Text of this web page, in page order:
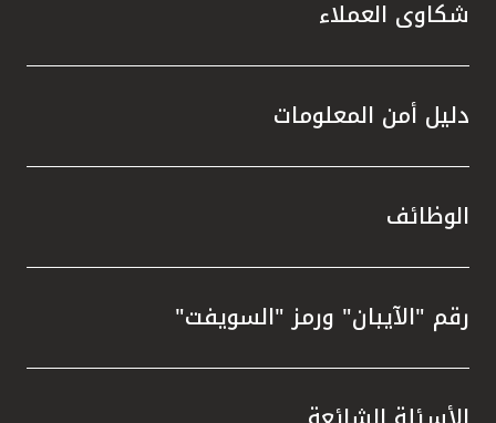
شكاوى العملاء
دليل أمن المعلومات
الوظائف
رقم "الآيبان" ورمز "السويفت"